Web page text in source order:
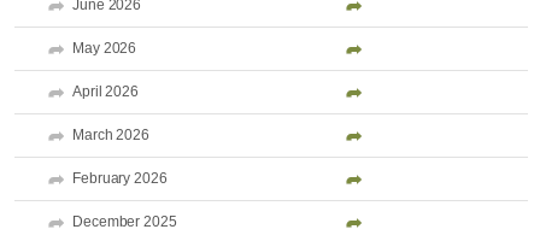
June 2026
May 2026
April 2026
March 2026
February 2026
December 2025